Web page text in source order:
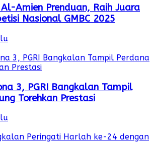
Amien Prenduan, Raih Juara
Nasional GMBC 2025
3, PGRI Bangkalan Tampil
Torehkan Prestasi